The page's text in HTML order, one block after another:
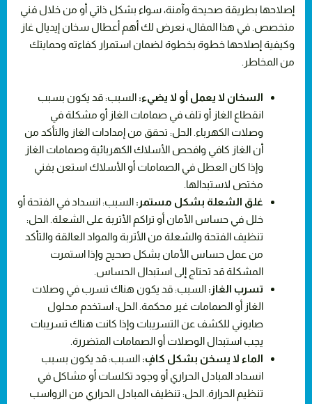
إصلاحها بطريقة صحيحة وآمنة، سواء بشكل ذاتي أو من خلال فني
متخصص. في هذا المقال، نعرض لك أهم أعطال سخان إيديال غاز
وكيفية إصلاحها خطوة بخطوة لضمان استمرار كفاءته وحمايتك
من المخاطر.
السخان لا يعمل أو لا يضيء: السبب: قد يكون بسبب
انقطاع الغاز أو تلف في صمامات الغاز أو مشكلة في
وصلات الكهرباء. الحل: تحقق من إمدادات الغاز والتأكد من
أن الغاز كافي وافحص الأسلاك الكهربائية وصمامات الغاز
وإذا كان العطل في الصمامات أو الأسلاك استعن بفني
مختص لاستبدالها.
غلق الشعلة بشكل مستمر: السبب: انسداد في الفتحة أو
خلل في حساس الأمان أو تراكم الأتربة على الشعلة. الحل:
تنظيف الفتحة والشعلة من الأتربة والمواد العالقة والتأكد
من عمل حساس الأمان بشكل صحيح وإذا استمرت
المشكلة قد تحتاج إلى استبدال الحساس.
تسرب الغاز: السبب: قد يكون هناك تسرب في وصلات
الغاز أو الصمامات غير محكمة. الحل: استخدم محلول
صابوني للكشف عن التسريبات وإذا كانت هناك تسريبات
يجب استبدال الوصلات أو الصمامات المتضررة.
الماء لا يسخن بشكل كافٍ: السبب: قد يكون بسبب
انسداد المبادل الحراري أو وجود تكلسات أو مشاكل في
تنظيم الحرارة. الحل: تنظيف المبادل الحراري من الرواسب